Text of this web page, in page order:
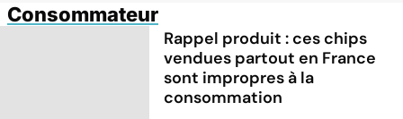
Consommateur
Rappel produit : ces chips
vendues partout en France
sont impropres à la
consommation